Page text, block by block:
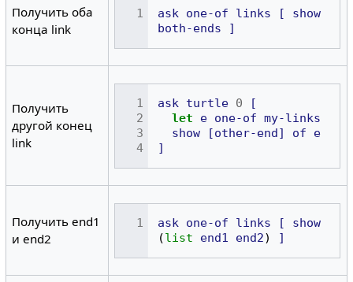
Получить оба
конца link
ask one-of links [
show
both-ends
]
Получить
другой конец
link
ask turtle 0
[
let
e one-of my-links
show
[other-end] of
e
]
Получить end1
и end2
ask one-of links [
show
(list end1 end2) ]